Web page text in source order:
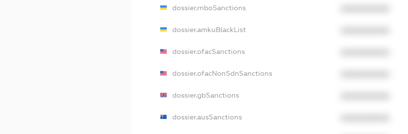
dossier.rnboSanctions
dossier.amkuBlackList
dossier.ofacSanctions
dossier.ofacNonSdnSanctions
dossier.gbSanctions
dossier.ausSanctions